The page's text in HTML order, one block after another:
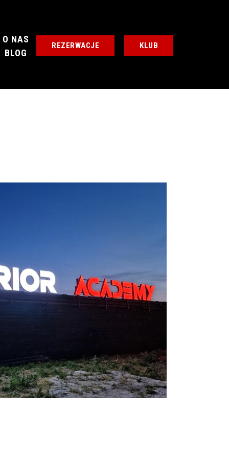
O NAS
BLOG
REZERWACJE KLUB